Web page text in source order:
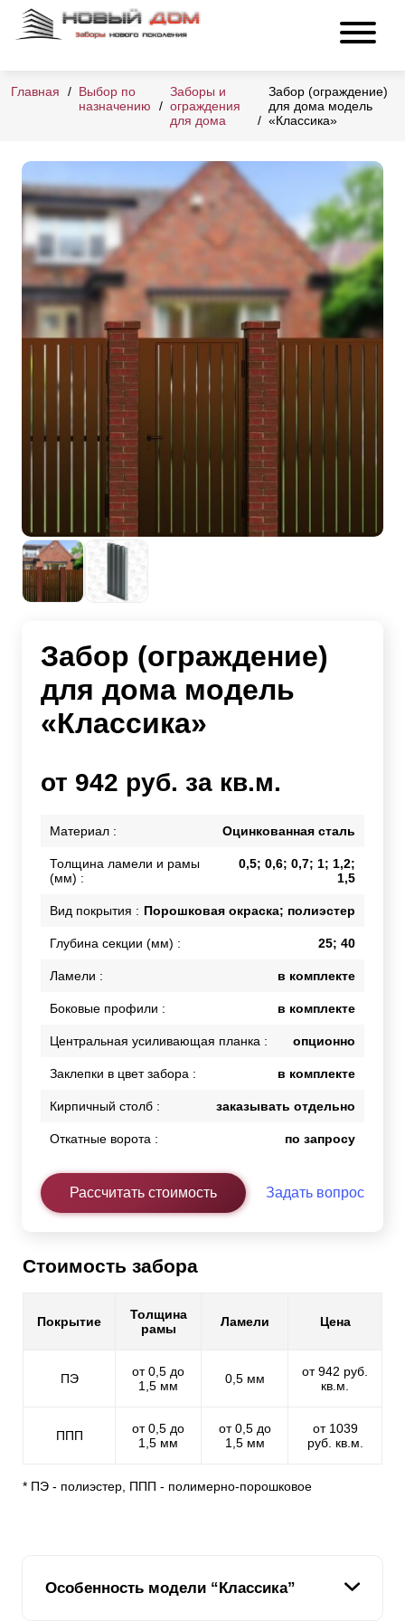
Главная
Выбор по
назначению
Заборы и
ограждения
для дома
Забор (ограждение)
для дома модель
«Классика»
Забор (ограждение)
для дома модель
«Классика»
от 942 руб. за кв.м.
Материал : Оцинкованная сталь
Толщина ламели и рамы
(мм) :
0,5; 0,6; 0,7; 1; 1,2;
1,5
Вид покрытия : Порошковая окраска; полиэстер
Глубина секции (мм) : 25; 40
Ламели : в комплекте
Боковые профили : в комплекте
Центральная усиливающая планка : опционно
Заклепки в цвет забора : в комплекте
Кирпичный столб : заказывать отдельно
Откатные ворота : по запросу
Рассчитать стоимость Задать вопрос
Стоимость забора
Покрытие
Толщина
рамы
Ламели Цена
ПЭ
от 0,5 до
1,5 мм
0,5 мм
от 942 руб.
кв.м.
ППП
от 0,5 до
1,5 мм
от 0,5 до
1,5 мм
от 1039
руб. кв.м.
* ПЭ - полиэстер, ППП - полимерно-порошковое
Особенность модели “Классика”